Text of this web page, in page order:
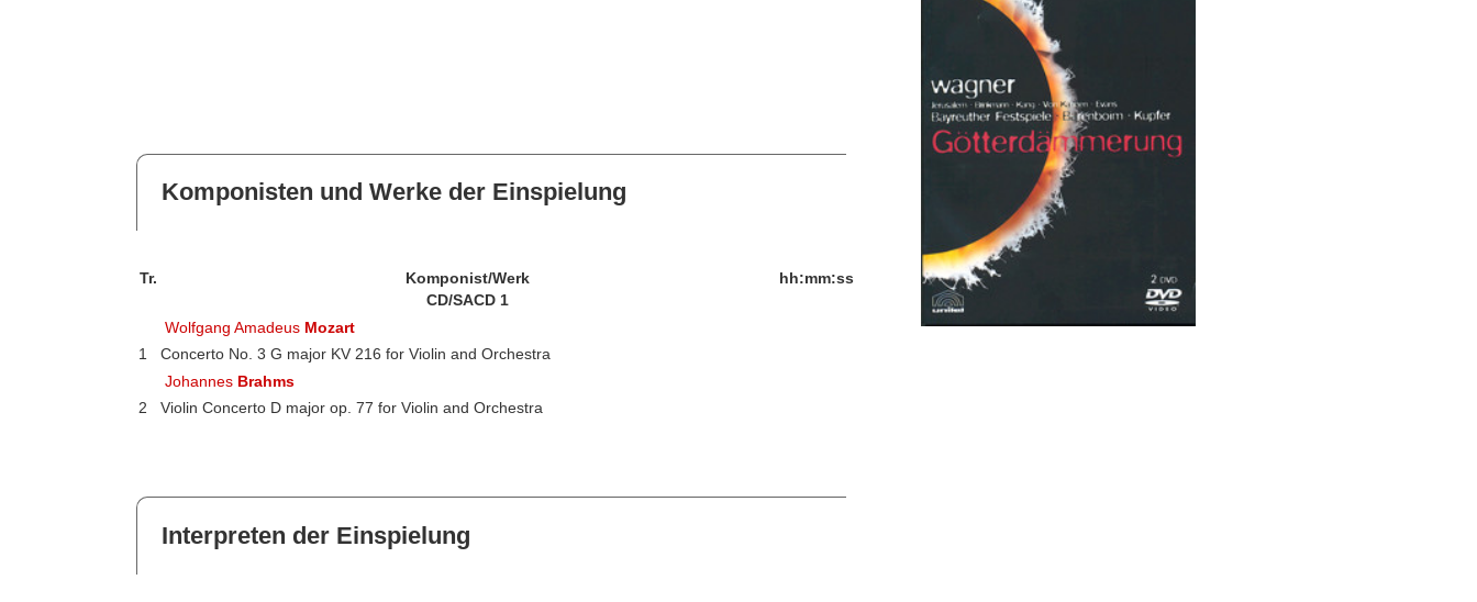
Komponisten und Werke der Einspielung
Tr. Komponist/Werk
hh:mm:ss
CD/SACD 1
Wolfgang Amadeus Mozart
1
Concerto No. 3 G major KV 216 for Violin and Orchestra
Johannes Brahms
2
Violin Concerto D major op. 77 for Violin and Orchestra
Interpreten der Einspielung